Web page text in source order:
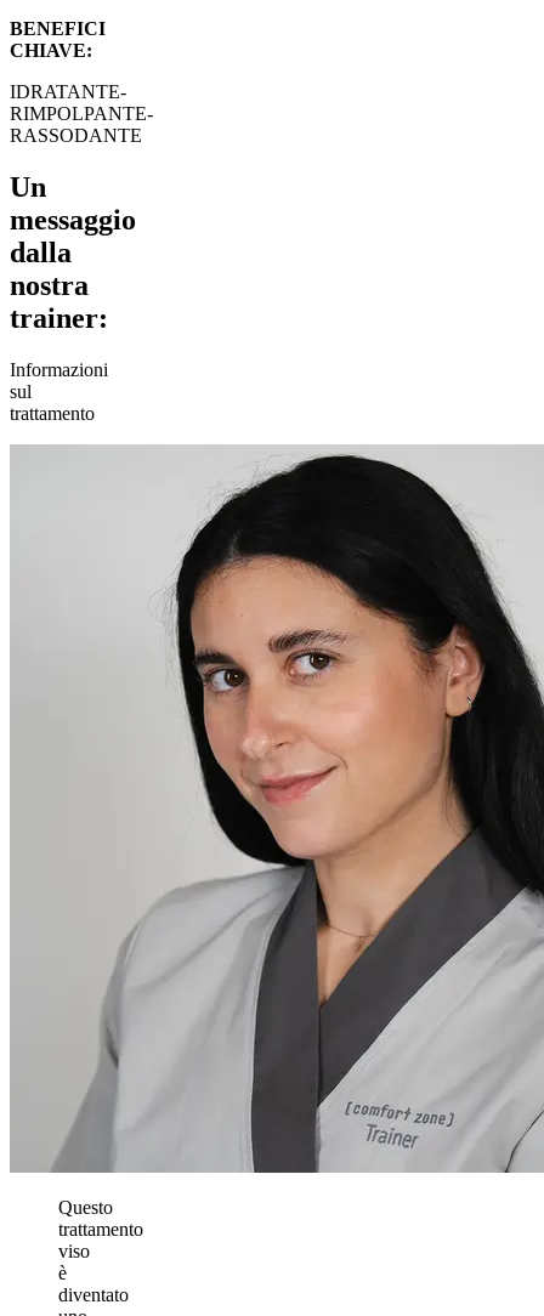
BENEFICI
CHIAVE:
IDRATANTE-
RIMPOLPANTE-
RASSODANTE
Un
messaggio
dalla
nostra
trainer:
Informazioni
sul
trattamento
Questo
trattamento
viso
è
diventato